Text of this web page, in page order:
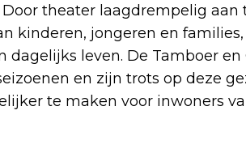
theater laagdrempelig aan
kinderen, jongeren en
leven. De Tamboer en
en zijn trots op deze
te maken voor inwoners